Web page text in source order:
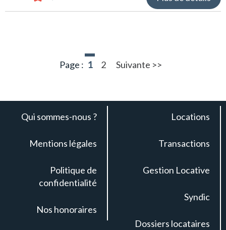
Page : 1 2 Suivante >>
Qui sommes-nous ?
Mentions légales
Politique de
confidentialité
Nos honoraires
Locations
Transactions
Gestion Locative
Syndic
Dossiers locataires